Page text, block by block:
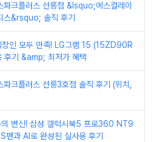
파크플러스 선릉점 &lsquo;에스컬레이
스&rsquo; 솔직 후기
인 모두 만족! LG그램 15 (15ZD90R
기 &amp; 최저가 혜택
크플러스 선릉3호점 솔직 후기 (위치,
의 변신! 삼성 갤럭시북5 프로360 NT9
과 AI로 완성된 실사용 후기